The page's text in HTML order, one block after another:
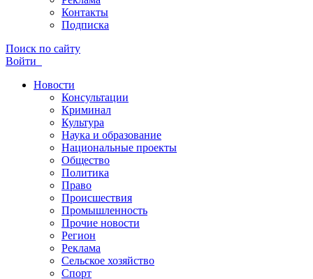
Контакты
Подписка
Поиск по сайту
Войти
Новости
Консультации
Криминал
Культура
Наука и образование
Национальные проекты
Общество
Политика
Право
Происшествия
Промышленность
Прочие новости
Регион
Реклама
Сельское хозяйство
Спорт